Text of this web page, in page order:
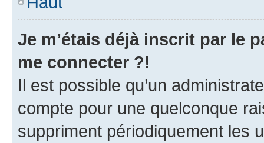
Je m’étais déjà inscrit par le
me connecter ?!
Il est possible qu’un
compte pour une quelconque
suppriment périodiquement les